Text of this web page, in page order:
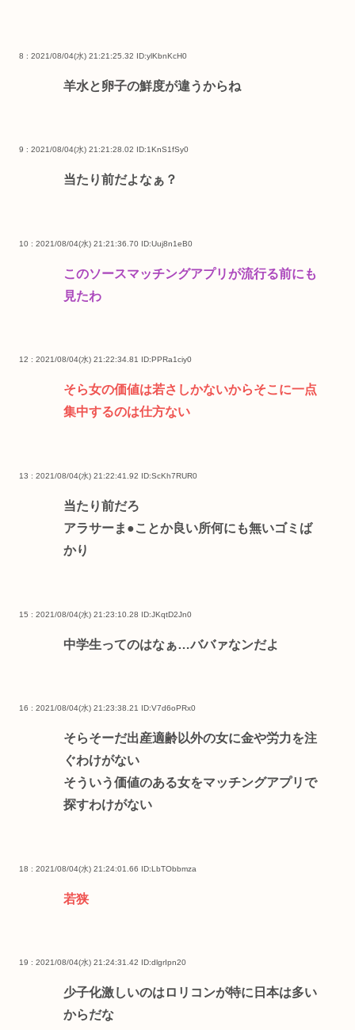
8 : 2021/08/04(水) 21:21:25.32 ID:ylKbnKcH0
羊水と卵子の鮮度が違うからね
9 : 2021/08/04(水) 21:21:28.02 ID:1KnS1fSy0
当たり前だよなぁ？
10 : 2021/08/04(水) 21:21:36.70 ID:Uuj8n1eB0
このソースマッチングアプリが流行る前にも
見たわ
12 : 2021/08/04(水) 21:22:34.81 ID:PPRa1ciy0
そら女の価値は若さしかないからそこに一点
集中するのは仕方ない
13 : 2021/08/04(水) 21:22:41.92 ID:ScKh7RUR0
当たり前だろ
アラサーま●ことか良い所何にも無いゴミば
かり
15 : 2021/08/04(水) 21:23:10.28 ID:JKqtD2Jn0
中学生ってのはなぁ…ババァなンだよ
16 : 2021/08/04(水) 21:23:38.21 ID:V7d6oPRx0
そらそーだ出産適齢以外の女に金や労力を注
ぐわけがない
そういう価値のある女をマッチングアプリで
探すわけがない
18 : 2021/08/04(水) 21:24:01.66 ID:LbTObbmza
若狭
19 : 2021/08/04(水) 21:24:31.42 ID:dlgrIpn20
少子化激しいのはロリコンが特に日本は多い
からだな